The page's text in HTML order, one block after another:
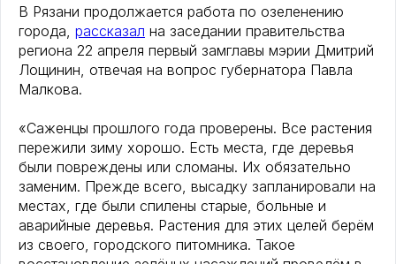
В Рязани продолжается работа по озеленению
города, рассказал на заседании правительства
региона 22 апреля первый замглавы мэрии Дмитрий
Лощинин, отвечая на вопрос губернатора Павла
Малкова.
«Саженцы прошлого года проверены. Все растения
пережили зиму хорошо. Есть места, где деревья
были повреждены или сломаны. Их обязательно
заменим. Прежде всего, высадку запланировали на
местах, где были спилены старые, больные и
аварийные деревья. Растения для этих целей берём
из своего, городского питомника. Такое